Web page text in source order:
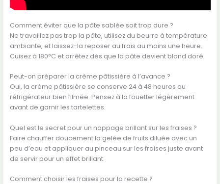
Comment éviter que la pâte sablée soit trop dure ?
Ne travaillez pas trop la pâte, utilisez du beurre à température
ambiante, et laissez-la reposer au frais au moins une heure.
Cuisez à 180°C et arrêtez dès que la pâte devient blond doré.
Peut-on préparer la crème pâtissière à l’avance ?
Oui, la crème pâtissière se conserve 24 à 48 heures au
réfrigérateur bien filmée. Pensez à la fouetter légèrement
avant de garnir les tartelettes.
Quel est le secret pour un nappage brillant sur les fraises ?
Faire chauffer doucement la gelée de fruits diluée avec un
peu d’eau et appliquer au pinceau sur les fraises juste avant
de servir pour un effet brillant.
Comment choisir les fraises pour la recette ?